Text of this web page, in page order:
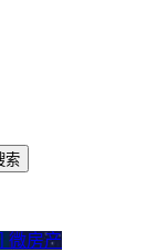
微房产